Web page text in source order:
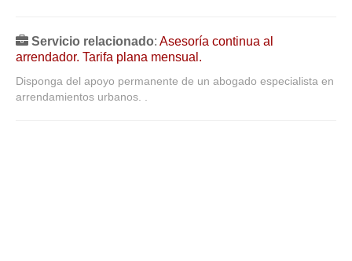
Entrar / Salir
Servicio relacionado: Asesoría continua al
arrendador. Tarifa plana mensual.
Disponga del apoyo permanente de un abogado especialista en
arrendamientos urbanos. .